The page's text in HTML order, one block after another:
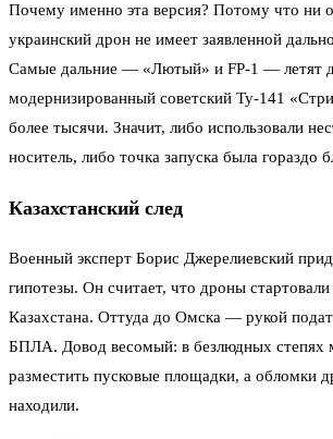
Почему именно эта версия? Потому что ни
украинский дрон не имеет заявленной
Самые дальние — «Лютый» и FP-1 — летят
модернизированный советский Ту-141
более тысячи. Значит, либо использовали
носитель, либо точка запуска была гораздо
Казахстанский след
Военный эксперт Борис Джерелиевский
гипотезы. Он считает, что дроны
Казахстана. Оттуда до Омска — рукой
БПЛА. Довод весомый: в безлюдных степях
разместить пусковые площадки, а обломки
находили.